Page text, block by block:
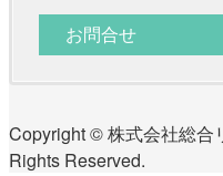
お問合せ
Copyright © 株式会社総合
Rights Reserved.